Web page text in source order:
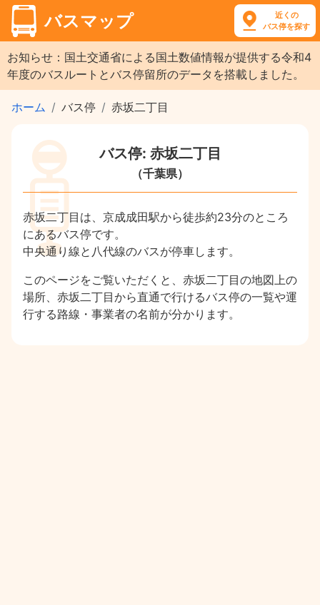
バスマップ
近くの
バス停を探す
お知らせ：国土交通省による国土数値情報が提供する令和4
年度のバスルートとバス停留所のデータを搭載しました。
ホーム バス停 赤坂二丁目
バス停: 赤坂二丁目
（千葉県）
赤坂二丁目は、京成成田駅から徒歩約23分のところ
にあるバス停です。
中央通り線と八代線のバスが停車します。
このページをご覧いただくと、赤坂二丁目の地図上の
場所、赤坂二丁目から直通で行けるバス停の一覧や運
行する路線・事業者の名前が分かります。